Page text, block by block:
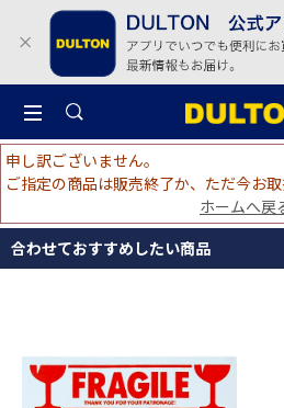
申し訳ございません。
ご指定の商品は販売終了か、ただ今お取
ホームへ戻
合わせておすすめしたい商品